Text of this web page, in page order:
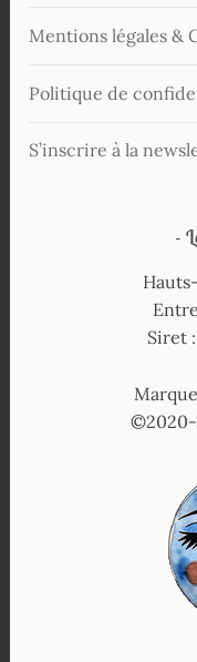
Mentions légales &
Politique de
S’inscrire à la
Siret
©2020-